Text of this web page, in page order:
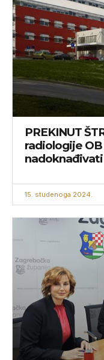
PREKINUT
radiologije
15. studenoga 2024.